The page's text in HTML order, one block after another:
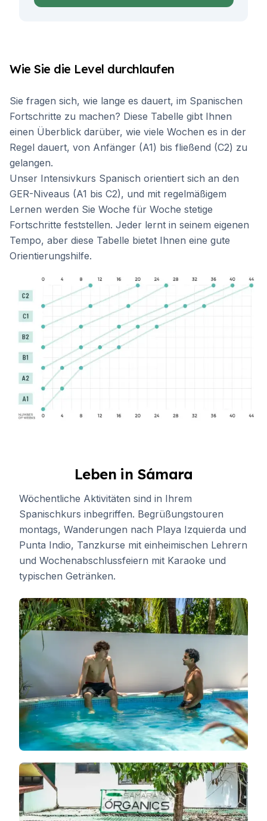
Wie Sie die Level durchlaufen
Sie fragen sich, wie lange es dauert, im Spanischen
Fortschritte zu machen? Diese Tabelle gibt Ihnen
einen Überblick darüber, wie viele Wochen es in der
Regel dauert, von Anfänger (A1) bis fließend (C2) zu
gelangen.
Unser Intensivkurs Spanisch orientiert sich an den
GER-Niveaus (A1 bis C2), und mit regelmäßigem
Lernen werden Sie Woche für Woche stetige
Fortschritte feststellen. Jeder lernt in seinem eigenen
Tempo, aber diese Tabelle bietet Ihnen eine gute
Orientierungshilfe.
Leben in Sámara
Wöchentliche Aktivitäten sind in Ihrem
Spanischkurs inbegriffen. Begrüßungstouren
montags, Wanderungen nach Playa Izquierda und
Punta Indio, Tanzkurse mit einheimischen Lehrern
und Wochenabschlussfeiern mit Karaoke und
typischen Getränken.